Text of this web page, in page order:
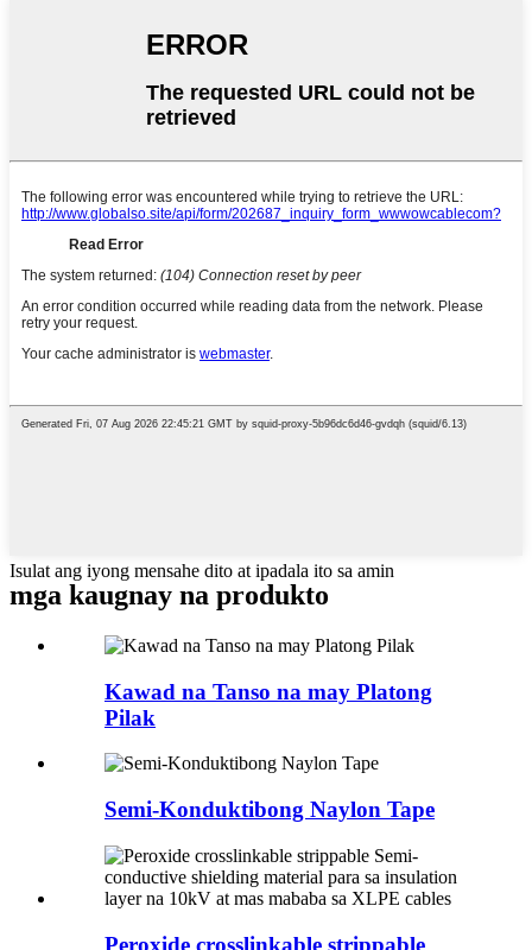
Isulat ang iyong mensahe dito at ipadala ito sa amin
mga kaugnay na produkto
Kawad na Tanso na may Platong
Pilak
Semi-Konduktibong Naylon Tape
Peroxide crosslinkable strippable